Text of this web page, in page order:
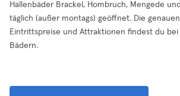
Hallenbäder Brackel, Hombruch, Mengede
täglich (außer montags) geöffnet. Die
Eintrittspreise und Attraktionen findest du
Bädern.